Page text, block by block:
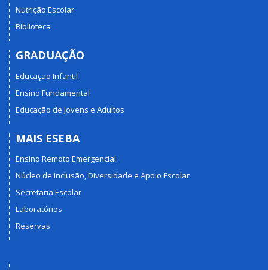
Nutrição Escolar
Biblioteca
GRADUAÇÃO
Educação Infantil
Ensino Fundamental
Educação de Jovens e Adultos
MAIS ESEBA
Ensino Remoto Emergencial
Núcleo de Inclusão, Diversidade e Apoio Escolar
Secretaria Escolar
Laboratórios
Reservas